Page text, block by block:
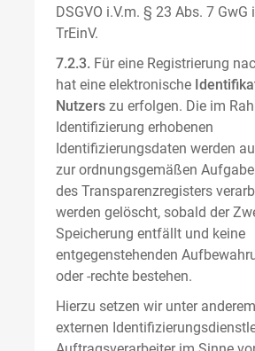
DSGVO i.V.m. § 23 Abs. 7 GwG
TrEinV.
7.2.3. Für eine Registrierung
hat eine elektronische
Nutzers zu erfolgen. Die im
Identifizierung erhobenen
Identifizierungsdaten werden
zur ordnungsgemäßen
des Transparenzregisters
werden gelöscht, sobald der
Speicherung entfällt und keine
entgegenstehenden
oder -rechte bestehen.
Hierzu setzen wir unter
externen